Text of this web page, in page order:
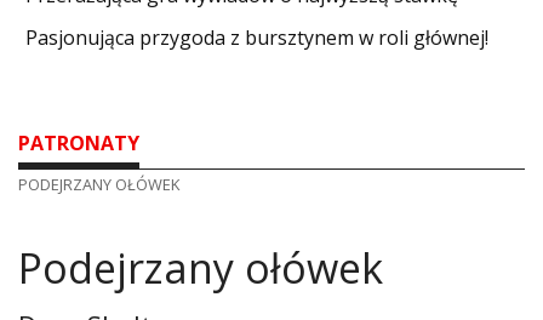
Pasjonująca przygoda z bursztynem w roli głównej!
PATRONATY
PODEJRZANY OŁÓWEK
Podejrzany ołówek